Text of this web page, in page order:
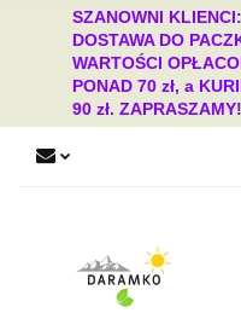
SZANOWNI
DOSTAWA DO
WARTOŚCI
PONAD 70 zł, a
90 zł. ZAPRASZAMY!